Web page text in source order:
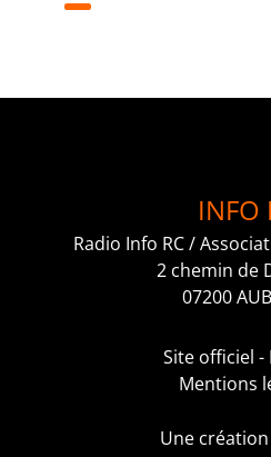
INFO
Radio Info RC /
2 chemin de
07200
Site officiel -
Mentions
Une création